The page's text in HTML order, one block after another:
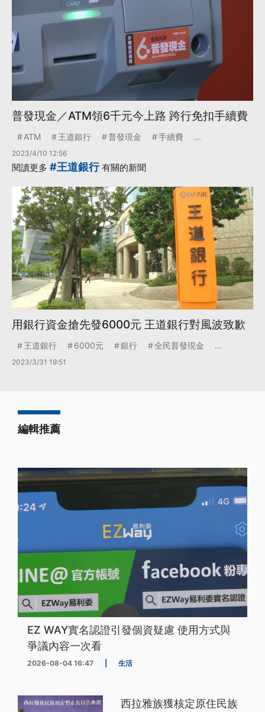
普發現金／ATM領6千元今上路 跨行免扣手續費
ATM 王道銀行 普發現金 手續費 ...
2023/4/10 12:56
閱讀更多 #王道銀行有關的新聞
用銀行資金搶先發6000元 王道銀行對風波致歉
王道銀行 6000元 銀行 全民普發現金 ...
2023/3/31 19:51
編輯推薦
EZ WAY實名認證引發個資疑慮 使用方式與
爭議內容一次看
2026-08-04 16:47 生活
西拉雅族獲核定原住民族